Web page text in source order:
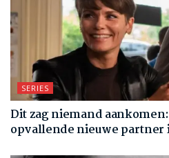
SERIES
Dit zag niemand
opvallende nieuwe